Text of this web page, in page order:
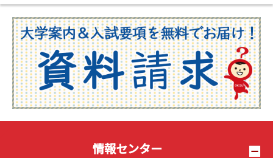
情報センター